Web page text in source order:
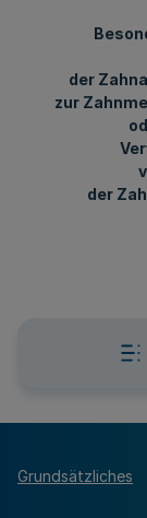
der
zur
der
Grundsätzliches